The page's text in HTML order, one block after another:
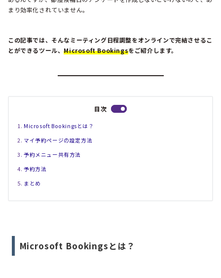
まり効率化されていません。
この記事では、そんなミーティング日程調整をオンラインで完結させるこ
とができるツール、Microsoft Bookingsをご紹介します。
目次
Microsoft Bookingsとは？
マイ予約ページの設定方法
予約メニュー共有方法
予約方法
まとめ
Microsoft Bookingsとは？